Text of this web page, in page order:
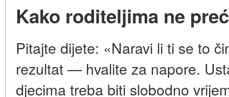
Kako roditeljima ne
Pitajte dijete: «Naravi li ti se to
rezultat — hvalite za napore.
djecima treba biti slobodno